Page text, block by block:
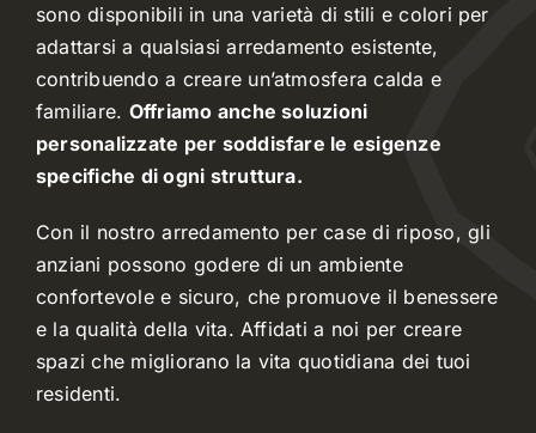
sono disponibili in una varietà di stili e colori per
adattarsi a qualsiasi arredamento esistente,
contribuendo a creare un’atmosfera calda e
familiare. Offriamo anche soluzioni
personalizzate per soddisfare le esigenze
specifiche di ogni struttura.
Con il nostro arredamento per case di riposo, gli
anziani possono godere di un ambiente
confortevole e sicuro, che promuove il benessere
e la qualità della vita. Affidati a noi per creare
spazi che migliorano la vita quotidiana dei tuoi
residenti.